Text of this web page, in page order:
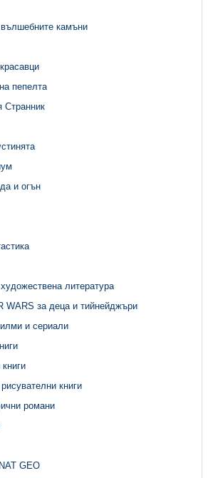
камъни
пепелта
Странник
и огън
литература
WARS за деца и тийнейджъри
и сериали
книги
романи
GEO